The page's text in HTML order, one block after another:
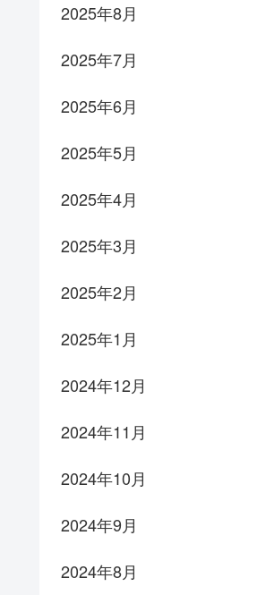
2025年8月
2025年7月
2025年6月
2025年5月
2025年4月
2025年3月
2025年2月
2025年1月
2024年12月
2024年11月
2024年10月
2024年9月
2024年8月